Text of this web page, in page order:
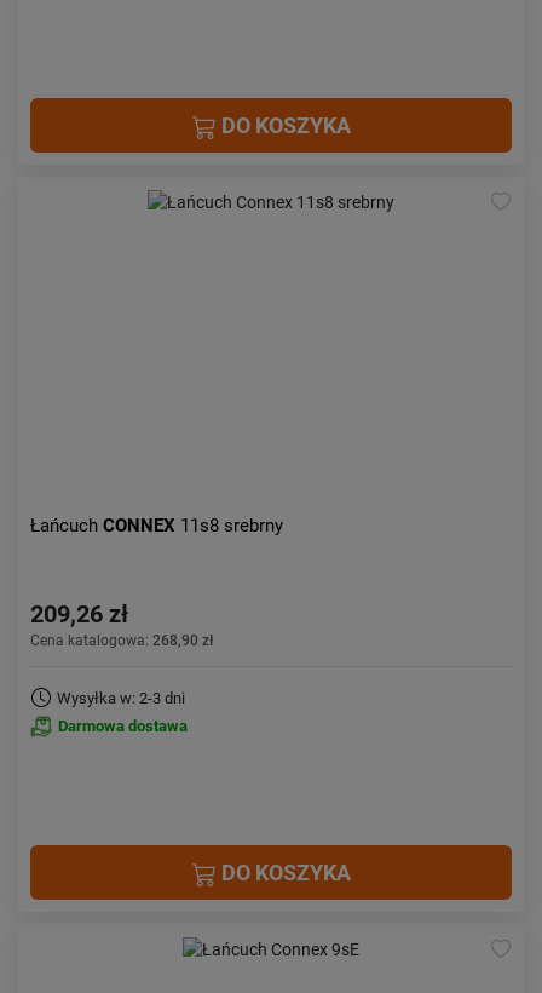
DO KOSZYKA
Łańcuch CONNEX 11s8 srebrny
209,26 zł
Cena katalogowa: 268,90 zł
Wysyłka w: 2-3 dni
Darmowa dostawa
DO KOSZYKA